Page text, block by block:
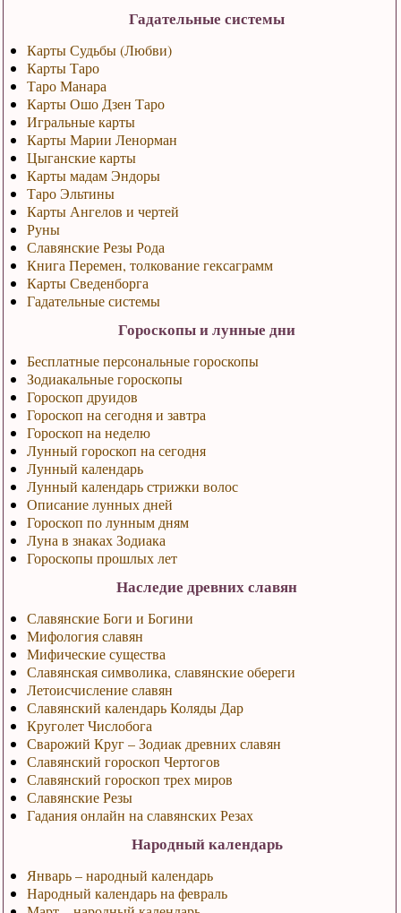
Гадательные системы
Карты Судьбы (Любви)
Карты Таро
Таро Манара
Карты Ошо Дзен Таро
Игральные карты
Карты Марии Ленорман
Цыганские карты
Карты мадам Эндоры
Таро Эльтины
Карты Ангелов и чертей
Руны
Славянские Резы Рода
Книга Перемен, толкование гексаграмм
Карты Сведенборга
Гадательные системы
Гороскопы и лунные дни
Бесплатные персональные гороскопы
Зодиакальные гороскопы
Гороскоп друидов
Гороскоп на сегодня и завтра
Гороскоп на неделю
Лунный гороскоп на сегодня
Лунный календарь
Лунный календарь стрижки волос
Описание лунных дней
Гороскоп по лунным дням
Луна в знаках Зодиака
Гороскопы прошлых лет
Наследие древних славян
Славянские Боги и Богини
Мифология славян
Мифические существа
Славянская символика, славянские обереги
Летоисчисление славян
Славянский календарь Коляды Дар
Круголет Числобога
Сварожий Круг – Зодиак древних славян
Славянский гороскоп Чертогов
Славянский гороскоп трех миров
Славянские Резы
Гадания онлайн на славянских Резах
Народный календарь
Январь – народный календарь
Народный календарь на февраль